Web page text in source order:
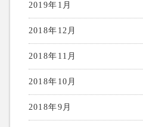
2019年1月
2018年12月
2018年11月
2018年10月
2018年9月